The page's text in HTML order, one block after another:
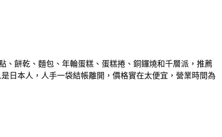
、餅乾、麵包、年輪蛋糕、蛋糕捲、銅鑼燒和千層派，推薦
日本人，人手一袋結帳離開，價格實在太便宜，營業時間為